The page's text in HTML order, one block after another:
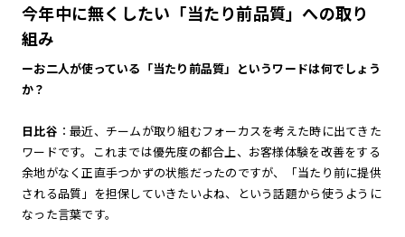
今年中に無くしたい「当たり前品質」への取り
組み
ーお二人が使っている「当たり前品質」というワードは何でしょう
か？
日比谷 ：最近、チームが取り組むフォーカスを考えた時に出てきた
ワードです。これまでは優先度の都合上、お客様体験を改善をする
余地がなく正直手つかずの状態だったのですが、「当たり前に提供
される品質」を担保していきたいよね、という話題から使うように
なった言葉です。